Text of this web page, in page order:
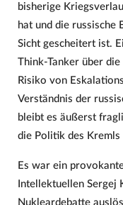
bisherige
hat und die russische
Sicht gescheitert ist.
Think-Tanker über
Risiko von
Verständnis der
bleibt es äußerst
die Politik des Kremls
Es war ein
Intellektuellen Sergej
Nukleardebatte